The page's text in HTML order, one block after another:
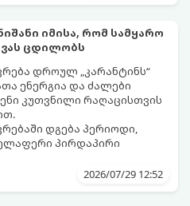
იმისა, რომ სამყარო
ცდილობს
დროულ „კარანტინს“
ენერგია და ძალები
კუთვნილი რაღაცისთვის
დგება პერიოდი,
პირდაპირი
გარიგებები,
2026/07/29 12:52